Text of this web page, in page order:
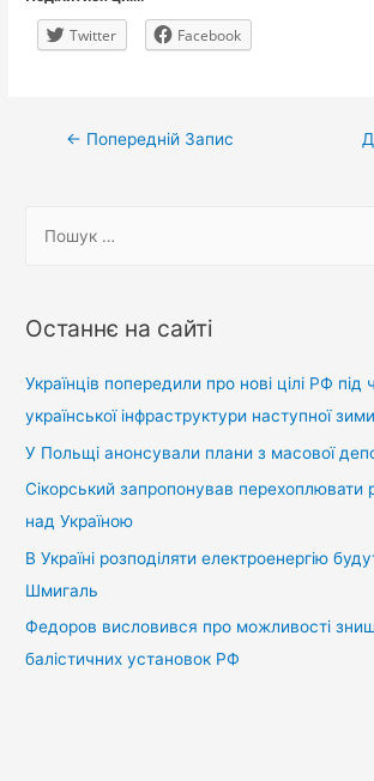
Twitter Facebook
Навігація
← Попередній Запис
у
:
Останнє на сайті
Українців попередили про нові цілі РФ під
української інфраструктури наступної зими
У Польщі анонсували плани з масової
Сікорський запропонував перехоплювати
над Україною
В Україні розподіляти електроенергію
Шмигаль
Федоров висловився про можливості
балістичних установок РФ